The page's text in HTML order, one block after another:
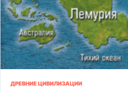
ДРЕВНИЕ ЦИВИЛИЗАЦИИ